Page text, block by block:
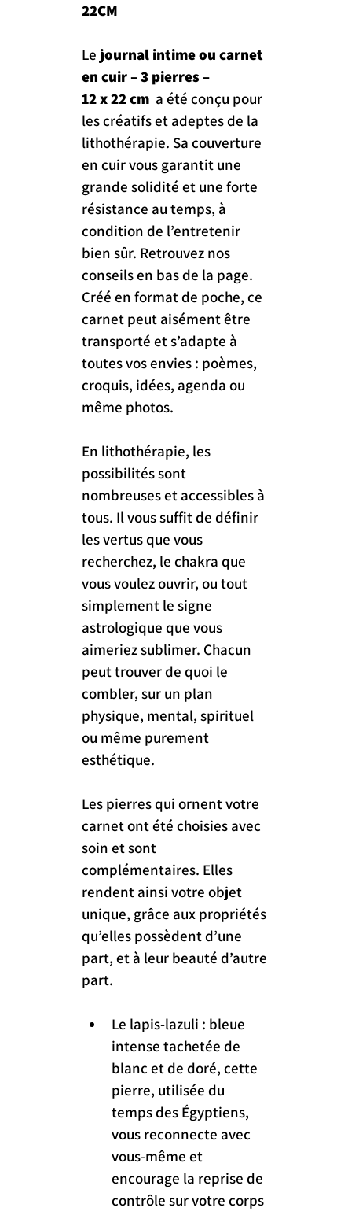
22CM
Le journal intime ou carnet
en cuir – 3 pierres –
12 x 22 cm a été conçu pour
les créatifs et adeptes de la
lithothérapie. Sa couverture
en cuir vous garantit une
grande solidité et une forte
résistance au temps, à
condition de l’entretenir
bien sûr. Retrouvez nos
conseils en bas de la page.
Créé en format de poche, ce
carnet peut aisément être
transporté et s’adapte à
toutes vos envies : poèmes,
croquis, idées, agenda ou
même photos.
En lithothérapie, les
possibilités sont
nombreuses et accessibles à
tous. Il vous suffit de définir
les vertus que vous
recherchez, le chakra que
vous voulez ouvrir, ou tout
simplement le signe
astrologique que vous
aimeriez sublimer. Chacun
peut trouver de quoi le
combler, sur un plan
physique, mental, spirituel
ou même purement
esthétique.
Les pierres qui ornent votre
carnet ont été choisies avec
soin et sont
complémentaires. Elles
rendent ainsi votre objet
unique, grâce aux propriétés
qu’elles possèdent d’une
part, et à leur beauté d’autre
part.
Le lapis-lazuli : bleue
intense tachetée de
blanc et de doré, cette
pierre, utilisée du
temps des Égyptiens,
vous reconnecte avec
vous-même et
encourage la reprise de
contrôle sur votre corps